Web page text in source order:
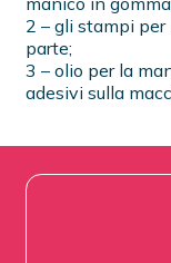
2 – gli stampi
parte;
3 – olio per la
adesivi sulla